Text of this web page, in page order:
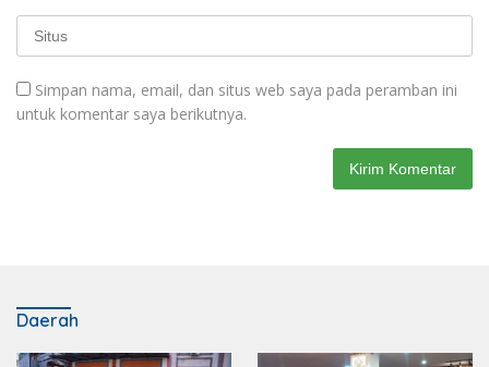
Simpan nama, email, dan situs web saya pada peramban ini
untuk komentar saya berikutnya.
Daerah